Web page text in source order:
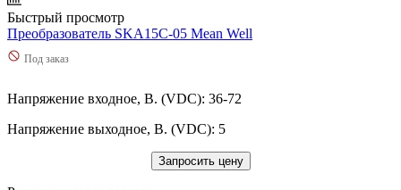
Быстрый просмотр
Преобразователь SKA15C-05 Mean Well
Под заказ
Напряжение входное, В. (VDC): 36-72
Напряжение выходное, В. (VDC): 5
Запросить цену